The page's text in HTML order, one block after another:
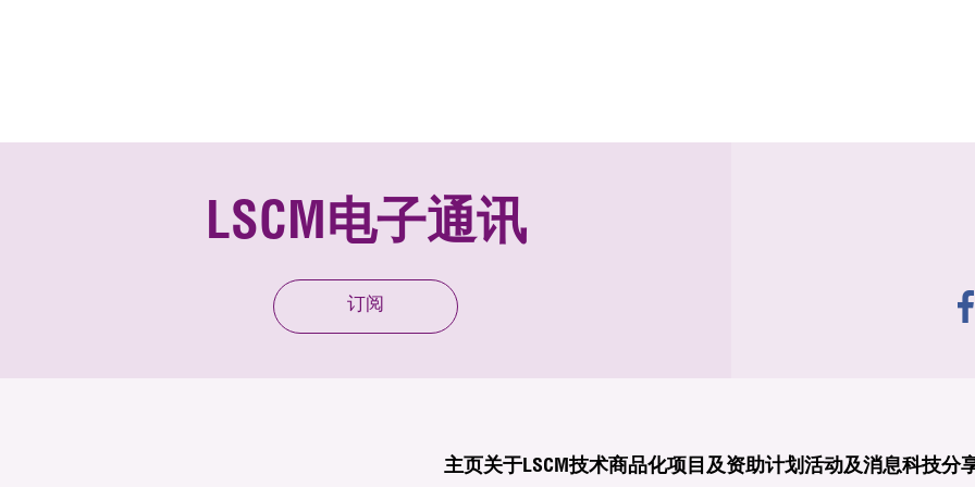
LSCM电子通讯
订阅
主页关于LSCM技术商品化项目及资助计划活动及消息科技分